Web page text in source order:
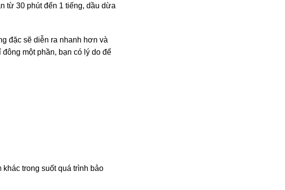
từ 30 phút đến 1 tiếng, dầu dừa
đặc sẽ diễn ra nhanh hơn và
một phần, bạn có lý do để
trong suốt quá trình bảo